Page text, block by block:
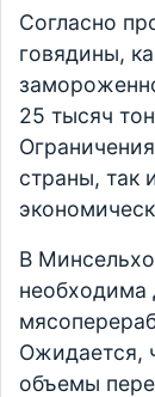
Согласно
говядины,
25 тысяч
страны, так
В
необходима
Ожидается,
объемы